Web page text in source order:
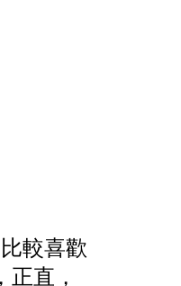
較喜歡
正直，